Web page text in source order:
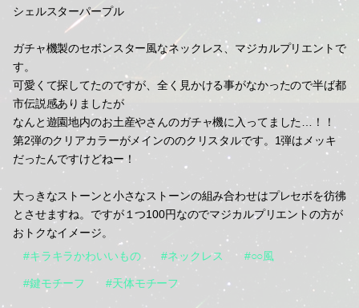
シェルスターパープル
ガチャ機製のセボンスター風なネックレス、マジカルプリエントで
す。
可愛くて探してたのですが、全く見かける事がなかったので半ば都
市伝説感ありましたが
なんと遊園地内のお土産やさんのガチャ機に入ってました…！！
第2弾のクリアカラーがメインののクリスタルです。1弾はメッキ
だったんですけどねー！
大っきなストーンと小さなストーンの組み合わせはプレセボを彷彿
とさせますね。ですが１つ100円なのでマジカルプリエントの方が
おトクなイメージ。
#キラキラかわいいもの
#ネックレス #○○風
#鍵モチーフ #天体モチーフ